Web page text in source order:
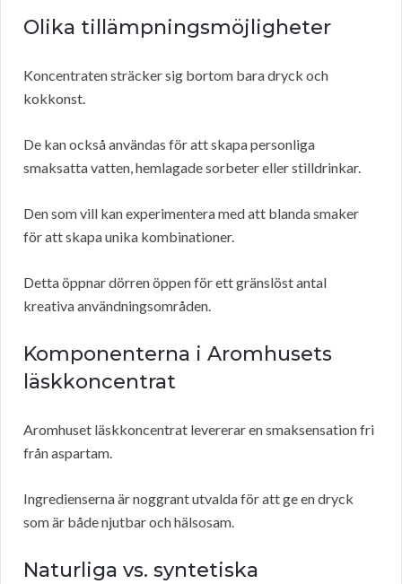
Olika tillämpningsmöjligheter
Koncentraten sträcker sig bortom bara dryck och
kokkonst.
De kan också användas för att skapa personliga
smaksatta vatten, hemlagade sorbeter eller stilldrinkar.
Den som vill kan experimentera med att blanda smaker
för att skapa unika kombinationer.
Detta öppnar dörren öppen för ett gränslöst antal
kreativa användningsområden.
Komponenterna i Aromhusets
läskkoncentrat
Aromhuset läskkoncentrat levererar en smaksensation fri
från aspartam.
Ingredienserna är noggrant utvalda för att ge en dryck
som är både njutbar och hälsosam.
Naturliga vs. syntetiska